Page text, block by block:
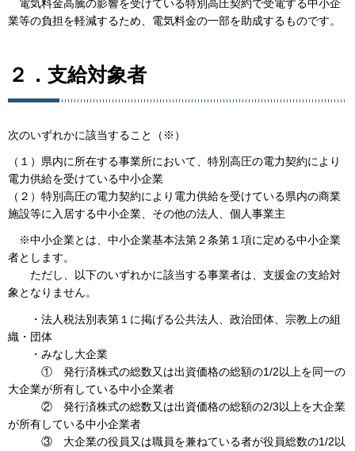
電気料金高騰の影響を受けている特別高圧契約で受電する中小企
業等の負担を軽減するため、電気料金の一部を助成するものです。
２．支給対象者
次のいずれかに該当すること（※）
（１）県内に所在する事業所において、特別高圧の電力契約により
電力供給を受けている中小企業
（２）特別高圧の電力契約により電力供給を受けている県内の商業
施設等に入居する中小企業、その他の法人、個人事業主
※中小企業とは、中小企業基本法第２条第１項に定める中小企業
者とします。
ただし、以下のいずれかに該当する事業者は、支援金の支給対
象となりません。
・法人税法別表第１に掲げる公共法人、政治団体、宗教上の組
織・団体
・みなし大企業
① 発行済株式の総数又は出資価格の総額の1/2以上を同一の
大企業が所有している中小企業者
② 発行済株式の総数又は出資価格の総額の2/3以上を大企業
が所有している中小企業者
③ 大企業の役員又は職員を兼ねている者が役員総数の1/2以